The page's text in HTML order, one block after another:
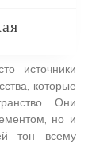
источники
которые
Они
но и
тон всему